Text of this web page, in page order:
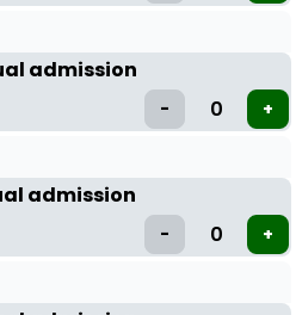
admission
admission